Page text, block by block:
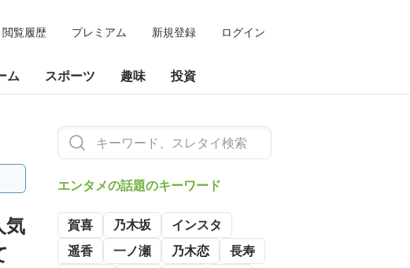
閲覧履歴 プレミアム 新規登録 ログイン
ム スポーツ 趣味 投資
気
エンタメの話題のキーワード
賀喜 乃木坂
インスタ
遥香
一ノ瀬 乃木恋
長寿